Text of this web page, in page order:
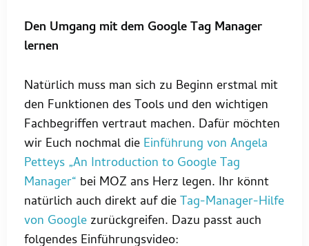
Den Umgang mit dem Google Tag Manager
lernen
Natürlich muss man sich zu Beginn erstmal mit
den Funktionen des Tools und den wichtigen
Fachbegriffen vertraut machen. Dafür möchten
wir Euch nochmal die Einführung von Angela
Petteys „An Introduction to Google Tag
Manager“ bei MOZ ans Herz legen. Ihr könnt
natürlich auch direkt auf dieTag-Manager-Hilfe
von Google zurückgreifen. Dazu passt auch
folgendes Einführungsvideo: